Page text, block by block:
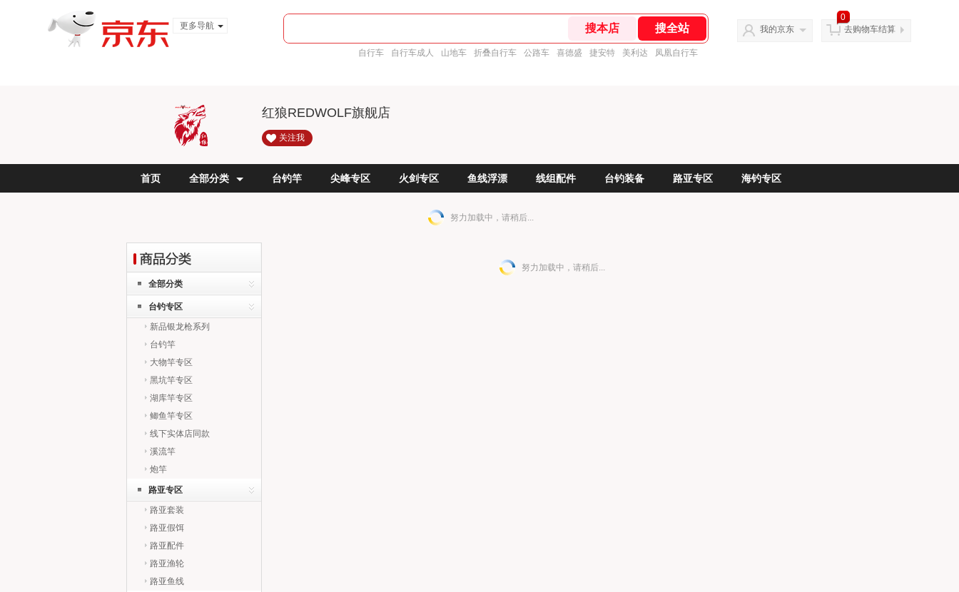
更多导航
自行车 自行车成人 山地车 折叠自行车 公路车 喜德盛 捷安特 美利达 凤凰自行车
我的京东
0
去购物车结算
红狼REDWOLF旗舰店
关注我
首页 全部分类 台钓竿 尖峰专区 火剑专区 鱼线浮漂 线组配件 台钓装备 路亚专区 海钓专区
努力加载中，请稍后...
全部分类
台钓专区
新品银龙枪系列
台钓竿
大物竿专区
黑坑竿专区
湖库竿专区
鲫鱼竿专区
线下实体店同款
溪流竿
炮竿
路亚专区
路亚套装
路亚假饵
路亚配件
路亚渔轮
路亚鱼线
努力加载中，请稍后...